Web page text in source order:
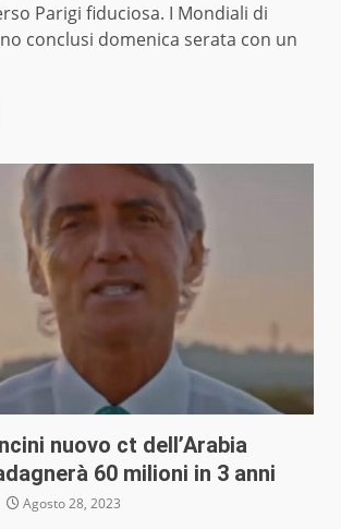
Parigi fiduciosa. I Mondiali di
conclusi domenica serata con un
nuovo ct dell’Arabia
60 milioni in 3 anni
Agosto 28, 2023